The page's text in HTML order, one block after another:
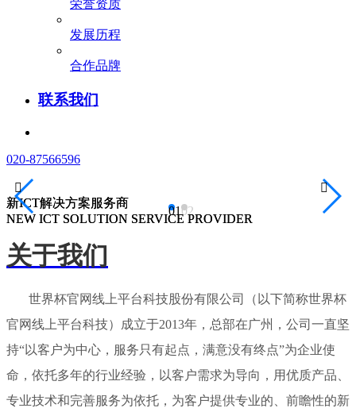
荣誉资质
发展历程
合作品牌
联系我们
020-87566596
新ICT解决方案服务商
NEW ICT SOLUTION SERVICE PROVIDER
新ICT解决方案服务商
NEW ICT SOLUTION SERVICE PROVIDER
0102
 
关于我们
世界杯官网线上平台科技股份有限公司（以下简称世界杯
官网线上平台科技）成立于2013年，总部在广州，公司一直坚
持“以客户为中心，服务只有起点，满意没有终点”为企业使
命，依托多年的行业经验，以客户需求为导向，用优质产品、
专业技术和完善服务为依托，为客户提供专业的、前瞻性的新